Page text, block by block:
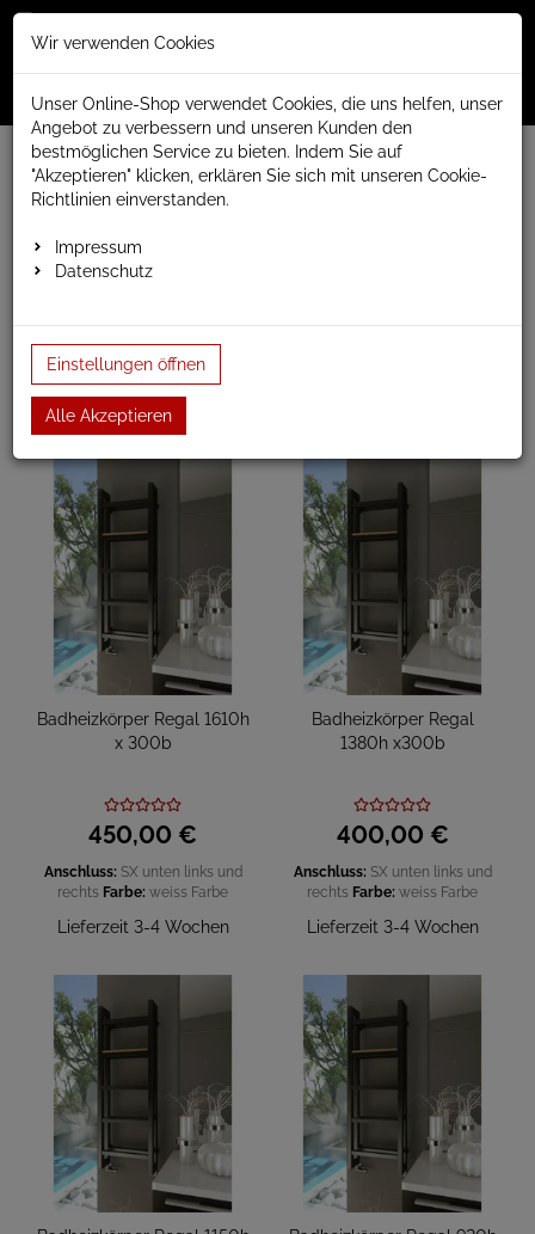
Menü
www.anapont.eu Badheizkörper
Design Badheizkörper
Regal
Baubreite 300mm
Baubreite 300mm
Badheizkörper Regal 1610h
x 300b
450,00 €
Anschluss: SX unten links und
rechts Farbe: weiss Farbe
Lieferzeit 3-4 Wochen
Badheizkörper Regal
1380h x300b
400,00 €
Anschluss: SX unten links und
rechts Farbe: weiss Farbe
Lieferzeit 3-4 Wochen
Wir verwenden Cookies
Unser Online-Shop verwendet Cookies, die uns helfen, unser
Angebot zu verbessern und unseren Kunden den
bestmöglichen Service zu bieten. Indem Sie auf
"Akzeptieren" klicken, erklären Sie sich mit unseren Cookie-
Richtlinien einverstanden.
Impressum
Datenschutz
Einstellungen öffnen
Alle Akzeptieren